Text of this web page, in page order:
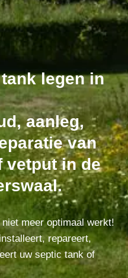
legen in
aanleg,
van
vetput in de
meer optimaal werkt!
repareert,
uw septic tank of